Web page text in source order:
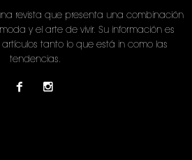
revista que presenta una combinación
y el arte de vivir. Su información es
tanto lo que está in como las
tendencias.